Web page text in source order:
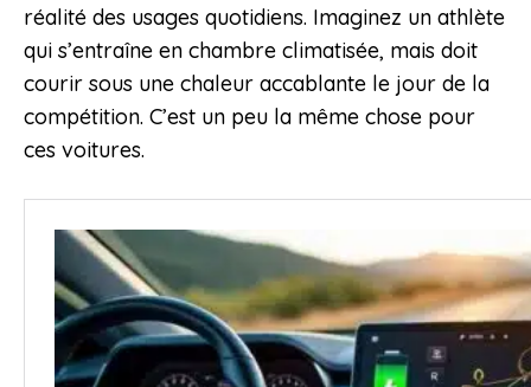
réalité des usages quotidiens. Imaginez un athlète
qui s’entraîne en chambre climatisée, mais doit
courir sous une chaleur accablante le jour de la
compétition. C’est un peu la même chose pour
ces voitures.